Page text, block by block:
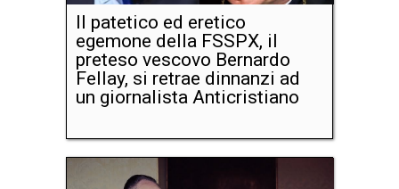
Il patetico ed eretico
egemone della FSSPX, il
preteso vescovo Bernardo
Fellay, si retrae dinnanzi ad
un giornalista Anticristiano